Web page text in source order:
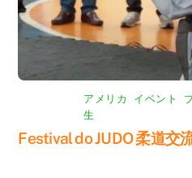
アメリカ イベント
生
Festival do JUDO 柔道